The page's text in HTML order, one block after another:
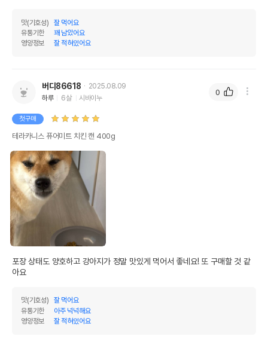
상품 필수 정보
품명 및 모델명
법에 의한 인증,허가 등을
받았음을 확인할수 있는
제조국 또는 원산지
제조자,수입품의 경우
맛(기호성)
잘 먹어요
유통기한
꽤 남았어요
영양정보
잘 적혀있어요
버디86618
2025.08.09
하루
6살 시바이누
첫구매
테라카니스 퓨어미트 치킨 캔 400g
포장 상태도 양호하고 강아지가 정말 맛있게 먹어서 좋네요! 또 구매할 것 같
아요
맛(기호성)
잘 먹어요
유통기한
아주 넉넉해요
영양정보
잘 적혀있어요
0